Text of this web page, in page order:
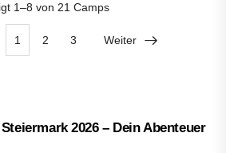
1–8 von 21 Camps
1 2 3 Weiter
2026 – Dein Abenteuer